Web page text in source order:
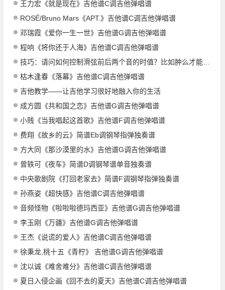
王力宏《就是现在》吉他谱C调吉他弹唱谱
ROSÉ/Bruno Mars《APT.》吉他谱C调吉他弹唱谱
邓瑞霞《爱你一生一世》吉他谱G调吉他弹唱谱
程响《将你还于人海》吉他谱C调吉他弹唱谱
技巧：请问如何控制滑弦前后两个音的时值？比如肿么才能强调第二个音，或者让两个音听起来一样饱满？
枯木逢春《落幕》吉他谱C调吉他弹唱谱
吉他教学——让吉他学习很好地融入你的生活
成方圆《共和国之恋》吉他谱G调吉他弹唱谱
小贱《当我唱起这首歌》吉他谱F调吉他弹唱谱
费翔《故乡的云》简谱Eb调钢琴指弹独奏谱
方大同《那沙漠里的水》吉他谱G调吉他弹唱谱
曾轶可《夜车》简谱D调钢琴谱单音独奏谱
中央歌剧院《打回老家去》简谱F调钢琴指弹独奏谱
孙燕姿《超快感》吉他谱C调吉他弹唱谱
音频怪物《啦啦啦德玛西亚》吉他谱G调吉他弹唱谱
李玉刚《万疆》吉他谱G调吉他弹唱谱
王杰《说谎的爱人》吉他谱C调吉他弹唱谱
徐秉龙,桃十五《青柠》 吉他谱G调吉他弹唱谱
沈以诚《难舍难分》吉他谱C调吉他弹唱谱
夏日入侵企画《回不去的夏天》吉他谱C调吉他弹唱谱